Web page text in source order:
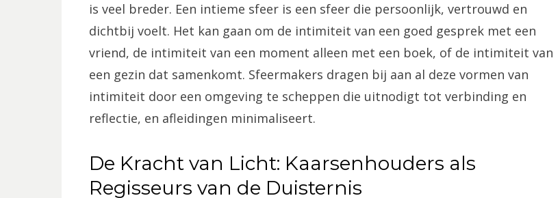
is veel breder. Een intieme sfeer is een sfeer die persoonlijk, vertrouwd en
dichtbij voelt. Het kan gaan om de intimiteit van een goed gesprek met een
vriend, de intimiteit van een moment alleen met een boek, of de intimiteit van
een gezin dat samenkomt. Sfeermakers dragen bij aan al deze vormen van
intimiteit door een omgeving te scheppen die uitnodigt tot verbinding en
reflectie, en afleidingen minimaliseert.
De Kracht van Licht: Kaarsenhouders als
Regisseurs van de Duisternis